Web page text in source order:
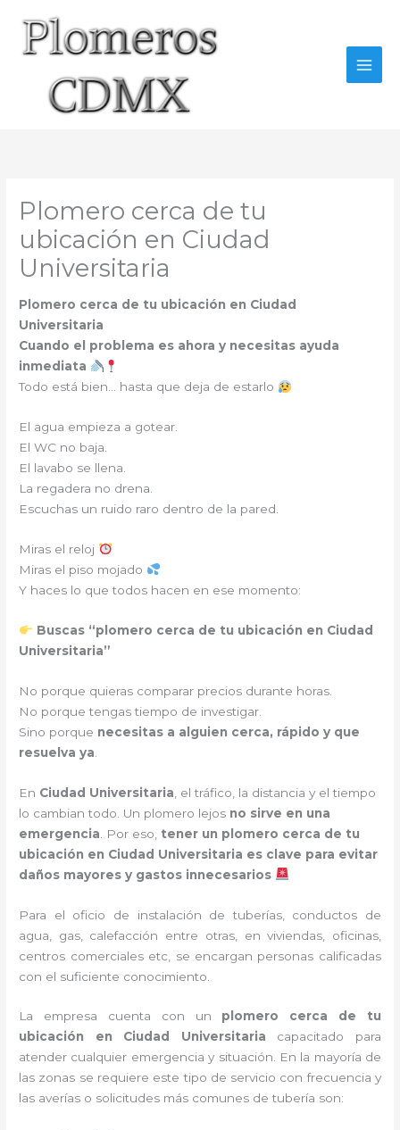
contenido
Plomero cerca de tu
ubicación en Ciudad
Universitaria
Plomero cerca de tu ubicación en Ciudad
Universitaria
Cuando el problema es ahora y necesitas ayuda
inmediata
Todo está bien… hasta que deja de estarlo
El agua empieza a gotear.
El WC no baja.
El lavabo se llena.
La regadera no drena.
Escuchas un ruido raro dentro de la pared.
Miras el reloj
Miras el piso mojado
Y haces lo que todos hacen en ese momento:
Buscas “plomero cerca de tu ubicación en Ciudad
Universitaria”
No porque quieras comparar precios durante horas.
No porque tengas tiempo de investigar.
Sino porque necesitas a alguien cerca, rápido y que
resuelva ya
En Ciudad Universitaria , el tráfico, la distancia y el tiempo
lo cambian todo. Un plomero lejos no sirve en una
emergencia . Por eso, tener un plomero cerca de tu
ubicación en Ciudad Universitaria es clave para evitar
daños mayores y gastos innecesarios
Para el oficio de instalación de tuberías, conductos de
agua, gas, calefacción entre otras, en viviendas, oficinas,
centros comerciales etc, se encargan personas calificadas
con el suficiente conocimiento.
La empresa cuenta con un plomero cerca de tu
ubicación en Ciudad Universitaria capacitado para
atender cualquier emergencia y situación. En la mayoría de
las zonas se requiere este tipo de servicio con frecuencia y
las averías o solicitudes más comunes de tubería son: